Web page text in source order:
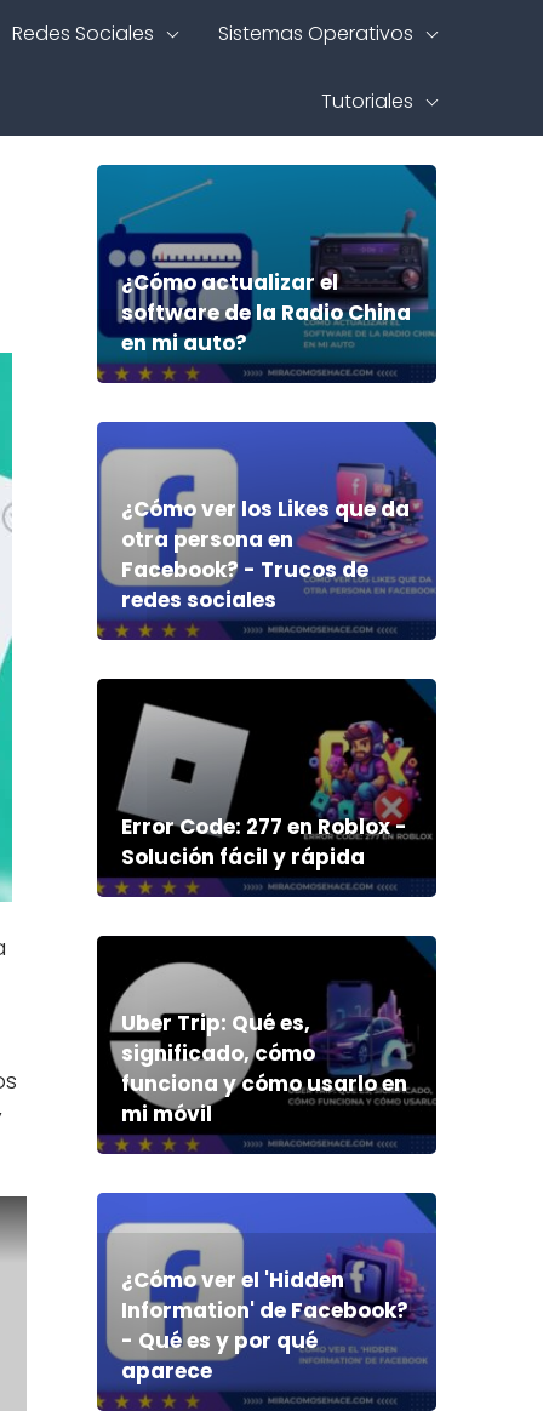
Redes Sociales Sistemas Operativos
Tutoriales
¿Cómo actualizar el
software de la Radio China
en mi auto?
¿Cómo ver los Likes que da
otra persona en
Facebook? - Trucos de
redes sociales
Error Code: 277 en Roblox -
Solución fácil y rápida
Uber Trip: Qué es,
significado, cómo
funciona y cómo usarlo en
mi móvil
¿Cómo ver el 'Hidden
Information' de Facebook?
- Qué es y por qué
aparece